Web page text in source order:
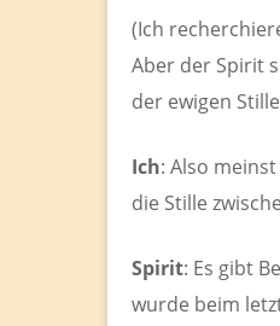
(Ich
Aber der Spirit
der ewigen
Ich: Also
die Stille
Spirit: Es gibt
wurde beim